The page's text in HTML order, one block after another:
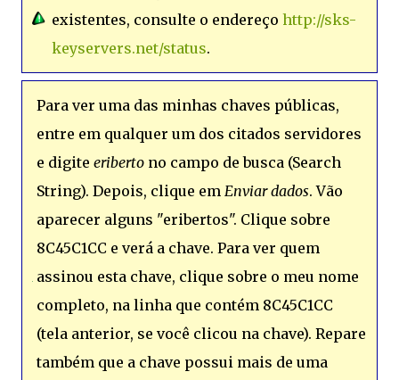
existentes, consulte o endereço http://sks-
keyservers.net/status.
Para ver uma das minhas chaves públicas,
entre em qualquer um dos citados servidores
e digite eriberto no campo de busca (Search
String). Depois, clique em Enviar dados. Vão
aparecer alguns "eribertos". Clique sobre
8C45C1CC e verá a chave. Para ver quem
assinou esta chave, clique sobre o meu nome
completo, na linha que contém 8C45C1CC
(tela anterior, se você clicou na chave). Repare
também que a chave possui mais de uma